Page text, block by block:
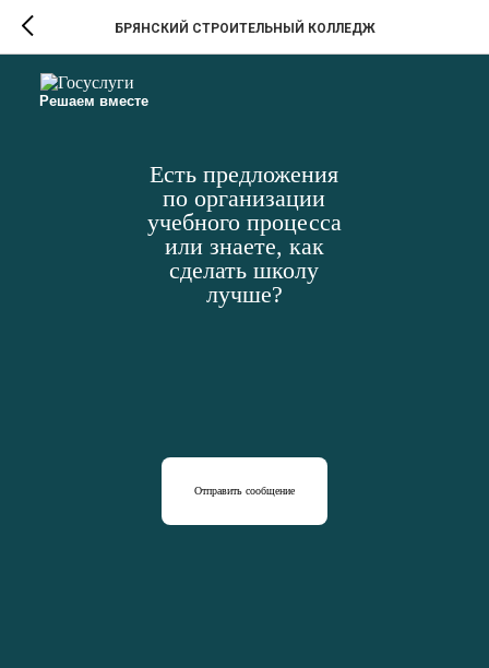
Решаем вместе
Есть предложения
по организации
учебного процесса
или знаете, как
сделать школу
лучше?
Отправить сообщение
БРЯНСКИЙ СТРОИТЕЛЬНЫЙ КОЛЛЕДЖ